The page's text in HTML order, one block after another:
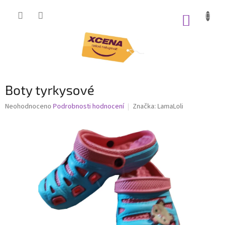
Boty tyrkysové
Průměrné
Neohodnoceno Podrobnosti hodnocení Značka: LamaLoli